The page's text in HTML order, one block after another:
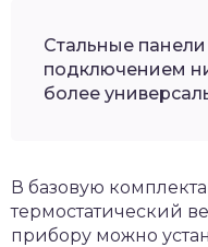
Стальные
подключением
более
В базовую
термостатический
прибору можно